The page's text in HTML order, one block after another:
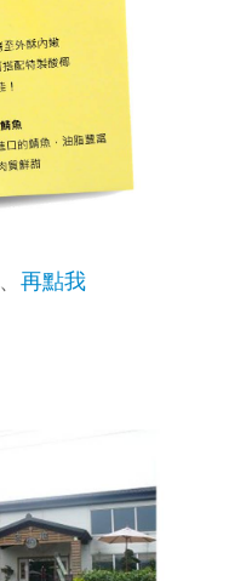
、 再點我